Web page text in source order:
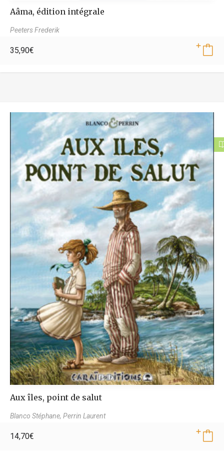
Aâma, édition intégrale
Peeters Frederik
35,90€
Aux îles, point de salut
Blanco Stéphane, Perrin Laurent
14,70€